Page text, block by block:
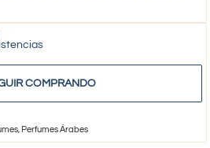
COMPRANDO
, Perfumes Árabes